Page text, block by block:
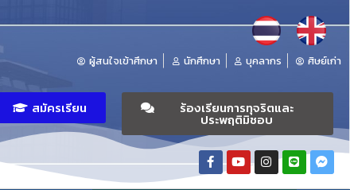
ผู้สนใจเข้าศึกษา นักศึกษา บุคลากร ศิษย์เก่า
สมัครเรียน ร้องเรียนการทุจริตและ
ประพฤติมิชอบ